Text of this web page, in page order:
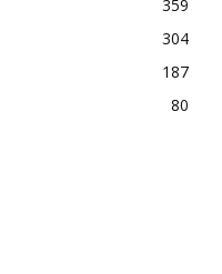
359
304
187
80